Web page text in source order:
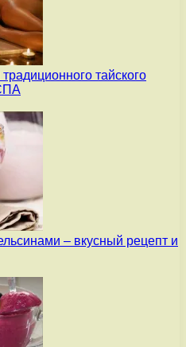
тайского
– вкусный рецепт и